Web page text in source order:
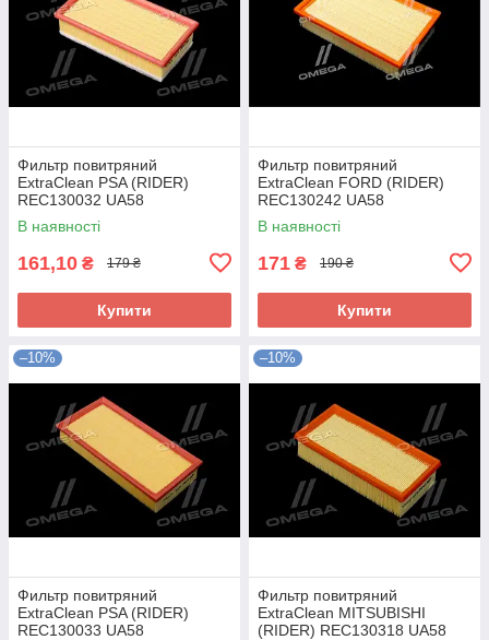
Фильтр повитряний
ExtraClean PSA (RIDER)
REC130032 UA58
В наявності
161,10 ₴ 179 ₴
Купити
Фильтр повитряний
ExtraClean FORD (RIDER)
REC130242 UA58
В наявності
171 ₴ 190 ₴
Купити
–10%
Фильтр повитряний
ExtraClean PSA (RIDER)
REC130033 UA58
–10%
Фильтр повитряний
ExtraClean MITSUBISHI
(RIDER) REC130318 UA58